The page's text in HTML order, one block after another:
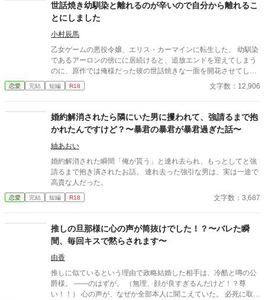
世話焼き幼馴染と離れるのが辛いので自分から離れるこ
とにしました
小村辰馬
乙女ゲームの悪役令嬢、エリス・カーマインに転生した。 幼馴染
であるアーロンの傍にに居続けると、追放エンドを迎えてしまう
のに、原作では俺様だった彼の世話焼きな一面を開花させてしま
い、居心地の良い彼のそばを離れるのが辛くなってしまう。 なら
ば彼の代わりに男友達を作ろうと画策するがーー
恋愛 完結 短編 R18 文字数：12,906
婚約解消されたら隣にいた男に攫われて、強請るまで抱
かれたんですけど？〜暴君の暴君が暴君過ぎた話〜
紬あおい
婚約解消された瞬間「俺が貰う」と連れ去られ、もっとしてと強
請るまで抱き潰されたお話。 連れ去った強引な男は、実は一途で
高貴な人だった。
恋愛 完結 短編 R18 文字数：3,687
推しの旦那様に心の声が筒抜けでした！？〜バレた瞬
間、毎回キスで黙らされます〜
由香
推しに似ているという理由で政略結婚した相手は、冷酷と噂の公
爵様。 ――のはずが。 （無理、顔が良すぎるんだけど！？尊
い！！） 心の声が、なぜか全部本人に聞こえていた。 必死に取り